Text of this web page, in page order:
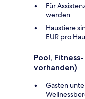
Für
werden
Haustiere
EUR pro
Pool,
vorhanden)
Gästen